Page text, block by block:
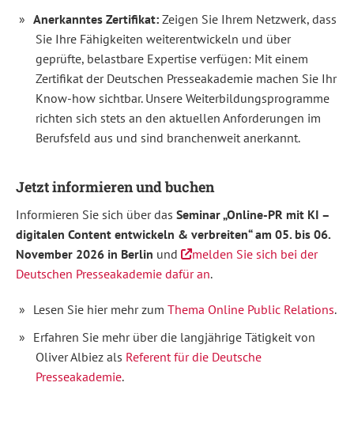
Zielgruppen
wie
Journalist:innen
Multiplikator:innen
zu
kommunizieren
und
souverän
Kritik
zu
reagieren.
praxisorientierte
Seminar
richtet
sich
an
PR-
aus
Organisationen
und
Agenturen.
Es
vermittelt
Anerkanntes Zertifikat: Zeigen Sie Ihrem Netzwerk, dass
Sie Ihre Fähigkeiten weiterentwickeln und über
geprüfte, belastbare Expertise verfügen: Mit einem
Zertifikat der Deutschen Presseakademie machen Sie Ihr
Know-how sichtbar. Unsere Weiterbildungsprogramme
richten sich stets an den aktuellen Anforderungen im
Berufsfeld aus und sind branchenweit anerkannt.
Jetzt informieren und buchen
Informieren Sie sich über das Seminar „Online-PR mit KI –
digitalen Content entwickeln & verbreiten“ am 05. bis 06.
November 2026 in Berlin und
melden Sie sich bei der
Deutschen Presseakademie dafür an.
Lesen Sie hier mehr zum Thema Online Public Relations.
Erfahren Sie mehr über die langjährige Tätigkeit von
Oliver Albiez als Referent für die Deutsche
Presseakademie.